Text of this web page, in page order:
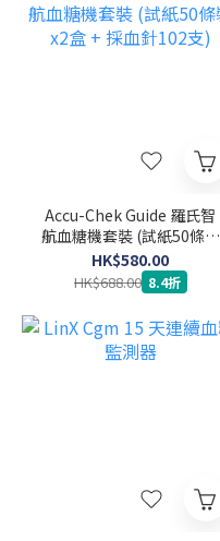
Accu-Chek Guide 羅氏智
航血糖機套裝 (試紙50條裝
x2盒 + 採血針102支)
HK$580.00
HK$688.00 8.4折